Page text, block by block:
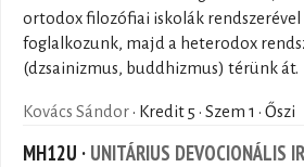
ortodox filozófiai iskolák rendszerével
foglalkozunk, majd a heterodox
(dzsainizmus, buddhizmus) térünk át.
Kovács Sándor· Kredit 5 · Szem 1 · Őszi
MH12U · UNITÁRIUS DEVOCIONÁLIS